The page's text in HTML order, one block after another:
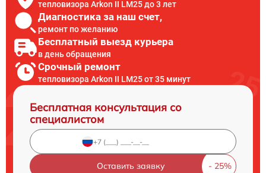
тепловизора Arkon II LM25 до 3 лет
Диагностика за наш счет,
ремонт по желанию
Бесплатный выезд курьера
в день обращения
Срочный ремонт
тепловизора Arkon II LM25 от 35 минут
Бесплатная консультация со
специалистом
Оставить заявку